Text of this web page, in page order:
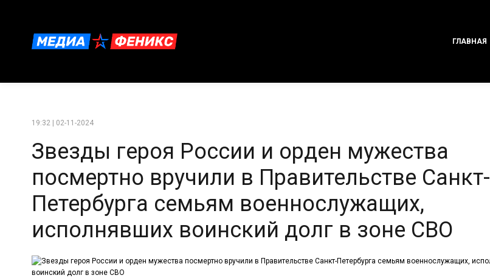
ГЛАВНАЯ
19:32 | 02-11-2024
Звезды героя России и орден мужества
посмертно вручили в Правительстве Санкт-
Петербурга семьям военнослужащих,
исполнявших воинский долг в зоне СВО